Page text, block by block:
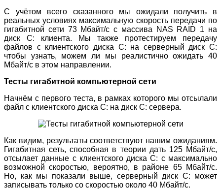
С учётом всего сказанного мы ожидали получить в
реальных условиях максимальную скорость передачи по
гигабитной сети 73 Мбайт/с с массива NAS RAID 1 на
диск C: клиента. Мы также протестируем передачу
файлов с клиентского диска C: на серверный диск C:
чтобы узнать, можем ли мы реалистично ожидать 40
Мбайт/с в этом направлении.
Тесты гигабитной компьютерной сети
Начнём с первого теста, в рамках которого мы отсылали
файл с клиентского диска C: на диск C: сервера.
Как видим, результаты соответствуют нашим ожиданиям.
Гигабитная сеть, способная в теории дать 125 Мбайт/с,
отсылает данные с клиентского диска C: с максимально
возможной скоростью, вероятно, в районе 65 Мбайт/с.
Но, как мы показали выше, серверный диск C: может
записывать только со скоростью около 40 Мбайт/с.